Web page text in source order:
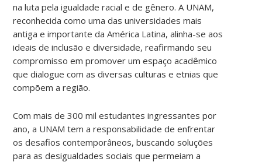
na luta pela igualdade racial e de gênero. A UNAM,
reconhecida como uma das universidades mais
antiga e importante da América Latina, alinha-se aos
ideais de inclusão e diversidade, reafirmando seu
compromisso em promover um espaço acadêmico
que dialogue com as diversas culturas e etnias que
compõem a região.
Com mais de 300 mil estudantes ingressantes por
ano, a UNAM tem a responsabilidade de enfrentar
os desafios contemporâneos, buscando soluções
para as desigualdades sociais que permeiam a